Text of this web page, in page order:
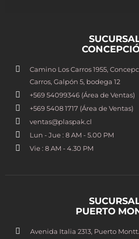
Camino Los Carros 1955,
Carros, Galpón 5, bodega 12
+569 54099346 (Área de Ventas)
+569 5408 1717 (Área de Ventas)
ventas@plaspak.cl
Lun - Jue : 8 AM - 5.00 PM
Vie : 8 AM - 4.30 PM
PUERTO
Avenida Italia 2313, Puerto